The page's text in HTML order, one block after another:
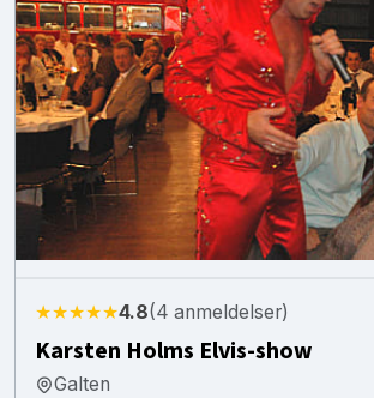
★★★★★4.8(4 anmeldelser)
Karsten Holms Elvis-show
Galten